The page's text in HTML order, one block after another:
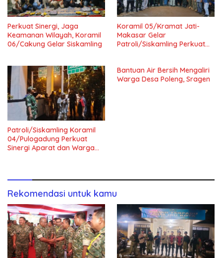
Perkuat Sinergi, Jaga
Keamanan Wilayah, Koramil
06/Cakung Gelar Siskamling
Koramil 05/Kramat Jati-
Makasar Gelar
Patroli/Siskamling Perkuat
Patroli/Siskamling Koramil
04/Pulogadung Perkuat
Sinergi Aparat dan Warga
Bantuan Air Bersih Mengaliri
Warga Desa Poleng, Sragen
Rekomendasi untuk kamu